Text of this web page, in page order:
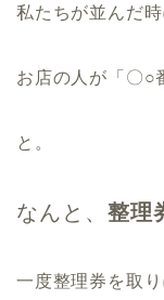
私たちが並んだ
お店の人が「〇○
と。
なんと、 整理
一度整理券を取